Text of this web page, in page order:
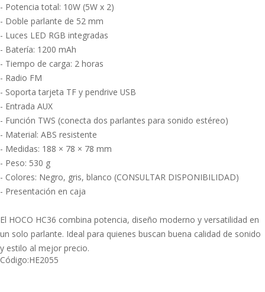
- Potencia total: 10W (5W x 2)
- Doble parlante de 52 mm
- Luces LED RGB integradas
- Batería: 1200 mAh
- Tiempo de carga: 2 horas
- Radio FM
- Soporta tarjeta TF y pendrive USB
- Entrada AUX
- Función TWS (conecta dos parlantes para sonido estéreo)
- Material: ABS resistente
- Medidas: 188 × 78 × 78 mm
- Peso: 530 g
- Colores: Negro, gris, blanco (CONSULTAR DISPONIBILIDAD)
- Presentación en caja
El HOCO HC36 combina potencia, diseño moderno y versatilidad en
un solo parlante. Ideal para quienes buscan buena calidad de sonido
y estilo al mejor precio.
Código:HE2055